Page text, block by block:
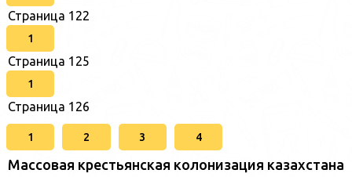
Страница 122
1
Страница 125
1
Страница 126
1 2 3 4
Массовая крестьянская колонизация казахстана